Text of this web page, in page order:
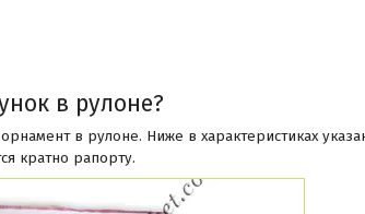
в рулоне?
в рулоне. Ниже в характеристиках
кратно рапорту.